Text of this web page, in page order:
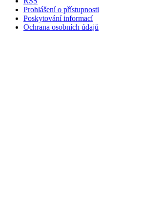
Prohlášení o přístupnosti
Poskytování informací
Ochrana osobních údajů